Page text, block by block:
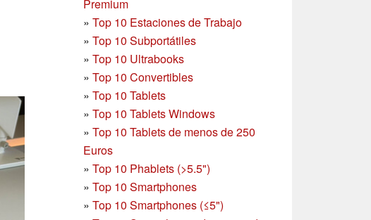
Premium
» Top 10 Estaciones de Trabajo
» Top 10 Subportátiles
» Top 10 Ultrabooks
» Top 10 Convertibles
» Top 10 Tablets
» Top 10 Tablets Windows
» Top 10 Tablets de menos de 250
Euros
» Top 10 Phablets (>5.5")
» Top 10 Smartphones
» Top 10 Smartphones (≤5")